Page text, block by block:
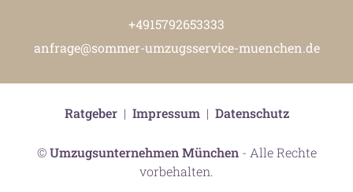
+4915792653333
anfrage@sommer-umzugsservice-muenchen.de
©Umzugsunternehmen München- Alle Rechte
vorbehalten.
Ratgeber| Impressum| Datenschutz